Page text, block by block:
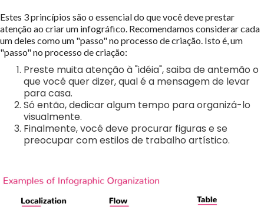
Estes 3 princípios são o essencial do que você deve prestar
atenção ao criar um infográfico. Recomendamos considerar cada
um deles como um "passo" no processo de criação. Isto é, um
"passo" no processo de criação:
Preste muita atenção à "idéia", saiba de antemão o
que você quer dizer, qual é a mensagem de levar
para casa.
Só então, dedicar algum tempo para organizá-lo
visualmente.
Finalmente, você deve procurar figuras e se
preocupar com estilos de trabalho artístico.